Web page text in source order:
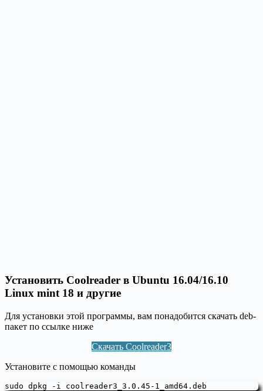
Установить Coolreader в Ubuntu 16.04/16.10
Linux mint 18 и другие
Для установки этой программы, вам понадобится скачать deb-
пакет по ссылке ниже
Скачать Coolreader3
Установите с помощью команды
sudo dpkg -i coolreader3_3.0.45-1_amd64.deb